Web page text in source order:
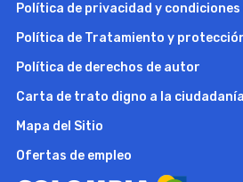
Política de privacidad y condiciones
Política de Tratamiento y
Política de derechos de autor
Carta de trato digno a la ciudadanía
Mapa del Sitio
Ofertas de empleo